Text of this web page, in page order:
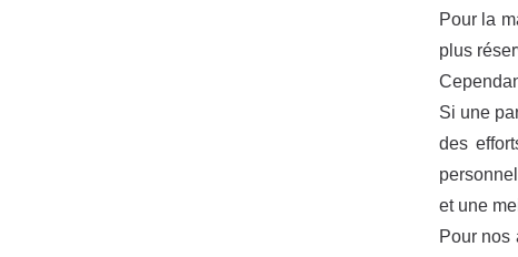
Pour la
plus
Si une
des
et une
Pour nos